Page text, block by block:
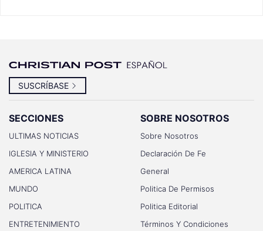
SUSCRÍBASE
SECCIONES
ULTIMAS NOTICIAS
IGLESIA Y MINISTERIO
AMERICA LATINA
MUNDO
POLITICA
ENTRETENIMIENTO
SOBRE NOSOTROS
Sobre Nosotros
Declaración De Fe
General
Politica De Permisos
Politica Editorial
Términos Y Condiciones